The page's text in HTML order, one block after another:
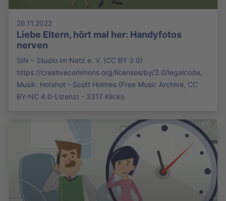
26.11.2022
Liebe Eltern, hört mal her: Handyfotos
nerven
SIN – Studio im Netz e. V. (CC BY 3.0)
https://creativecommons.org/licenses/by/3.0/legalcode,
Musik: Hotshot - Scott Holmes (Free Music Archive, CC
BY-NC 4.0-Lizenz) - 3317 Klicks